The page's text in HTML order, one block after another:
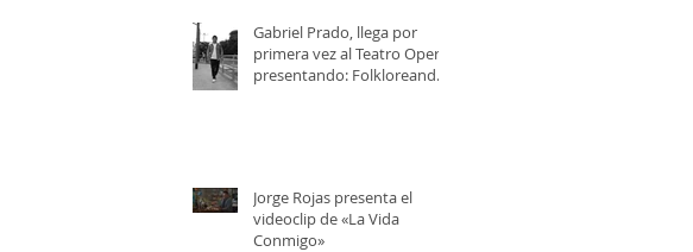
Gabriel Prado, llega por
primera vez al Teatro Opera,
presentando: Folkloreando
Jorge Rojas presenta el
videoclip de «La Vida
Conmigo»